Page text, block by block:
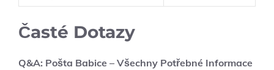
Časté Dotazy
Q&A: Pošta Babice – Všechny Potřebné Informace